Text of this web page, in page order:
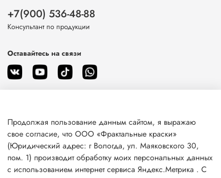
О магазине
Клиентам
+7(900) 536-48-88
Консультант по продукции
Оставайтесь на связи
Продолжая пользование данным сайтом, я выражаю
свое согласие, что ООО «Фрактальные краски»
(Юридический адрес: г Вологда, ул. Маяковского 30,
пом. 1) производит обработку моих персональных данных
с использованием интернет сервиса Яндекс.Метрика . С